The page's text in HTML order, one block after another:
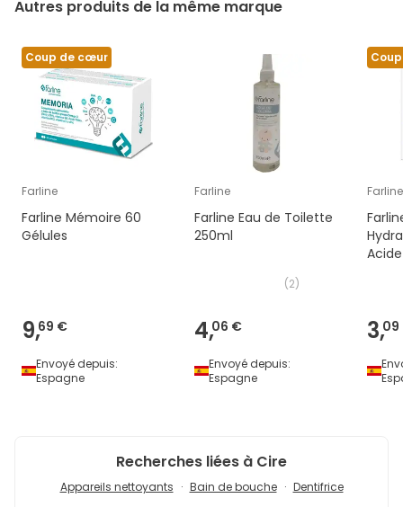
Autres produits de la même marque
Coup de cœur
Farline
Farline Mémoire 60
Gélules
9,69 €
Envoyé depuis:
Espagne
Farline
Farline Eau de Toilette
250ml
(2)
4,06 €
Envoyé depuis:
Espagne
Farline
3,
Recherches liées à Cire
Appareils nettoyants Bain de bouche Dentifrice